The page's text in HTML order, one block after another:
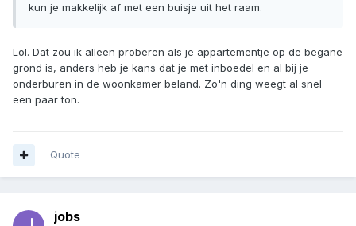
kun je makkelijk af met een buisje uit het raam.
Lol. Dat zou ik alleen proberen als je appartementje op de begane
grond is, anders heb je kans dat je met inboedel en al bij je
onderburen in de woonkamer beland. Zo'n ding weegt al snel
een paar ton.
Quote
jobs